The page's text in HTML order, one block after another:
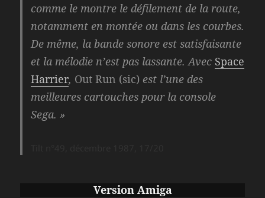
comme le montre le défilement de la route,
notamment en montée ou dans les courbes.
De même, la bande sonore est satisfaisante
et la mélodie n’est pas lassante. Avec Space
Harrier, Out Run (sic) est l’une des
meilleures cartouches pour la console
Sega. »
Version Amiga